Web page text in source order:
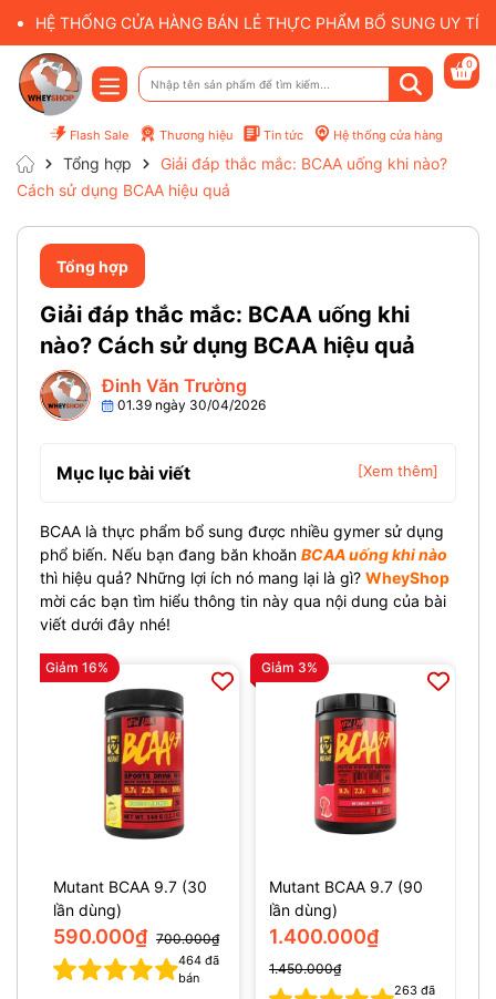
HỆ THỐNG CỬA HÀNG BÁN LẺ THỰC PHẨM BỔ SUNG UY
Flash Sale Thương hiệu Tin tức Hệ thống cửa hàng
0
Tổng hợp
Giải đáp thắc mắc: BCAA uống khi nào?
Cách sử dụng BCAA hiệu quả
Tổng hợp
Giải đáp thắc mắc: BCAA uống khi
nào? Cách sử dụng BCAA hiệu quả
Đinh Văn Trường
01.39 ngày 30/04/2026
Mục lục bài viết [Xem thêm]
BCAA là thực phẩm bổ sung được nhiều gymer sử dụng
phổ biến. Nếu bạn đang băn khoăn BCAA uống khi nào
thì hiệu quả? Những lợi ích nó mang lại là gì? WheyShop
mời các bạn tìm hiểu thông tin này qua nội dung của bài
viết dưới đây nhé!
Giảm 16%
Mutant BCAA 9.7 (30
lần dùng)
590.000₫ 700.000₫
464 đã
bán
Giảm 3%
Mutant BCAA 9.7 (90
lần dùng)
1.400.000₫
1.450.000₫
263 đã